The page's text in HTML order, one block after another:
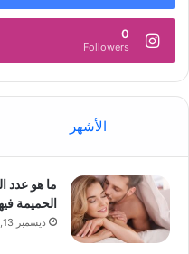
0
Followers
الأشهر
ما هو عدد
الحميمة
ديسمبر 13, 2021